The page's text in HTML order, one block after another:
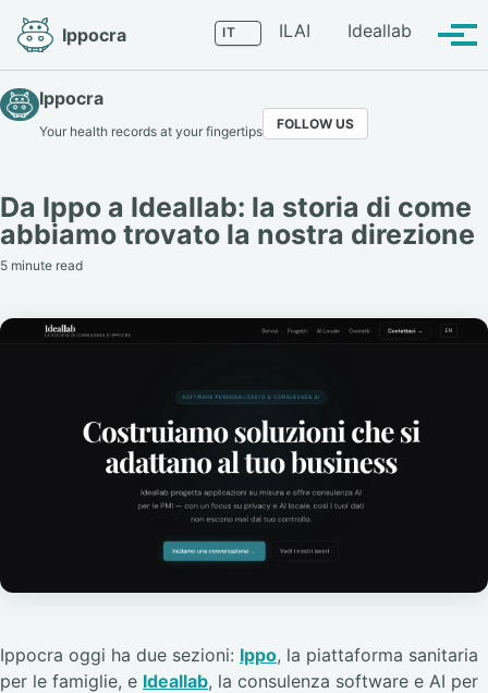
Skip
primary
navigation
Skip
content
Skip
footer
Ippocra LanguageILAI Ideallab
Ippocra
Your health records at your fingertips FOLLOW US
Da Ippo a Ideallab: la storia di come
abbiamo trovato la nostra direzione
5 minute read
Ippocra oggi ha due sezioni: Ippo, la piattaforma sanitaria
per le famiglie, e Ideallab, la consulenza software e AI per